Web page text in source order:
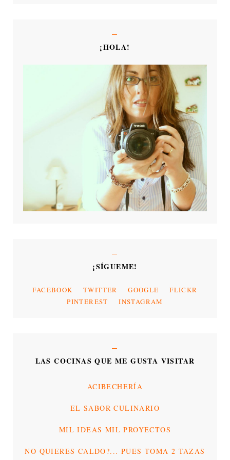
¡HOLA!
¡SÍGUEME!
FACEBOOK TWITTER GOOGLE
FLICKR
PINTEREST
INSTAGRAM
LAS COCINAS QUE ME GUSTA VISITAR
ACIBECHERÍA
EL SABOR CULINARIO
MIL IDEAS MIL PROYECTOS
NO QUIERES CALDO?... PUES TOMA 2 TAZAS